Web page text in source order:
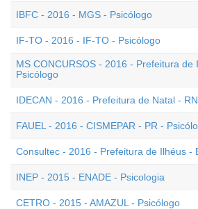
IBFC - 2016 - MGS - Psicólogo
IF-TO - 2016 - IF-TO - Psicólogo
MS CONCURSOS - 2016 - Prefeitura de
Psicólogo
IDECAN - 2016 - Prefeitura de Natal -
FAUEL - 2016 - CISMEPAR - PR -
Consultec - 2016 - Prefeitura de Ilhéus -
INEP - 2015 - ENADE - Psicologia
CETRO - 2015 - AMAZUL - Psicólogo